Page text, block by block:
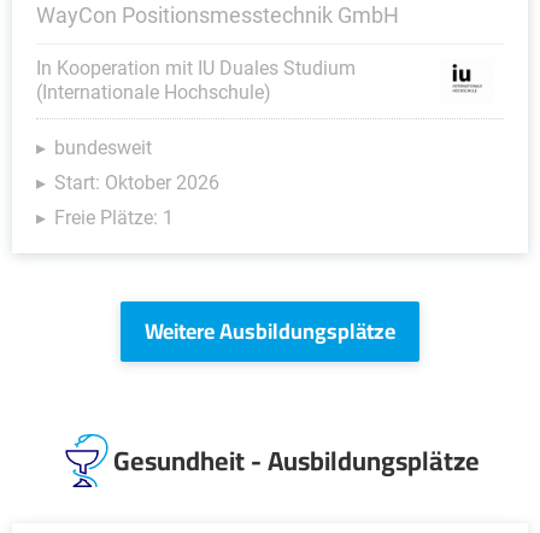
WayCon Positionsmesstechnik GmbH
In Kooperation mit IU Duales Studium
(Internationale Hochschule)
bundesweit
Start: Oktober 2026
Freie Plätze: 1
Weitere Ausbildungsplätze
Gesundheit - Ausbildungsplätze